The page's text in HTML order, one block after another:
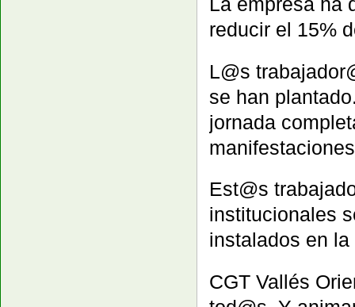
reducir el 15%
L@s
se han
jornada
Est@s
institucionales
instalados en
CGT Vallés